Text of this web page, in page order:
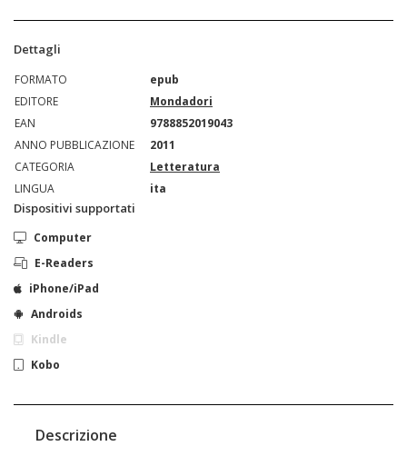
Dettagli
FORMATO
epub
EDITORE
Mondadori
EAN
9788852019043
ANNO PUBBLICAZIONE
2011
CATEGORIA
Letteratura
LINGUA
ita
Dispositivi supportati
Computer
E-Readers
iPhone/iPad
Androids
Kindle
Kobo
Descrizione